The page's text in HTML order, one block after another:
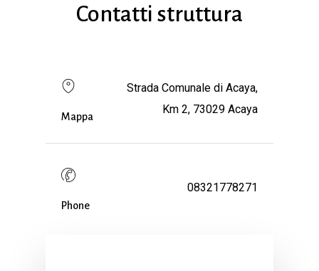
Contatti struttura
Mappa
Strada Comunale di Acaya,
Km 2, 73029 Acaya
Phone
08321778271